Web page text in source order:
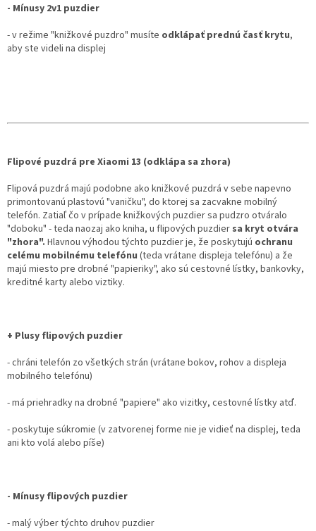
- Mínusy 2v1 puzdier
- v režime "knižkové puzdro" musíte odklápať prednú časť krytu,
aby ste videli na displej
Flipové puzdrá pre Xiaomi 13 (odklápa sa zhora)
Flipová puzdrá majú podobne ako knižkové puzdrá v sebe napevno
primontovanú plastovú "vaničku", do ktorej sa zacvakne mobilný
telefón. Zatiaľ čo v prípade knižkových puzdier sa pudzro otváralo
"doboku" - teda naozaj ako kniha, u flipových puzdier sa kryt otvára
"zhora". Hlavnou výhodou týchto puzdier je, že poskytujú ochranu
celému mobilnému telefónu (teda vrátane displeja telefónu) a že
majú miesto pre drobné "papieriky", ako sú cestovné lístky, bankovky,
kreditné karty alebo viztiky.
+ Plusy flipových puzdier
- chráni telefón zo všetkých strán (vrátane bokov, rohov a displeja
mobilného telefónu)
- má priehradky na drobné "papiere" ako vizitky, cestovné lístky atď.
- poskytuje súkromie (v zatvorenej forme nie je vidieť na displej, teda
ani kto volá alebo píše)
- Mínusy flipových puzdier
- malý výber týchto druhov puzdier